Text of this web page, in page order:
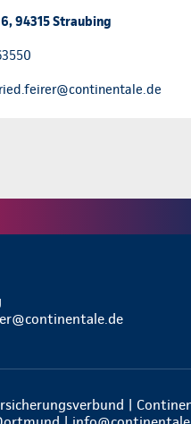
94315 Straubing
|